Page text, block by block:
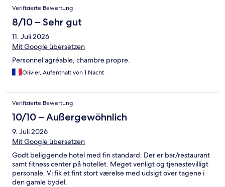
Verifizierte Bewertung
8/10 – Sehr gut
11. Juli 2026
Mit Google übersetzen
Personnel agréable, chambre propre.
Olivier, Aufenthalt von 1 Nacht
Verifizierte Bewertung
10/10 – Außergewöhnlich
9. Juli 2026
Mit Google übersetzen
Godt beliggende hotel med fin standard. Der er bar/restaurant
samt fitness center på hotellet. Meget venligt og tjenestevilligt
personale. Vi fik et fint stort værelse med udsigt over tagene i
den gamle bydel.